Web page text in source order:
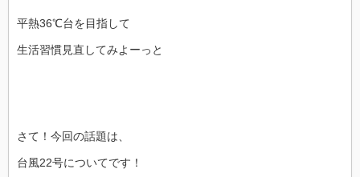
平熱36℃台を目指して
生活習慣見直してみよーっと
さて！今回の話題は、
台風22号についてです！